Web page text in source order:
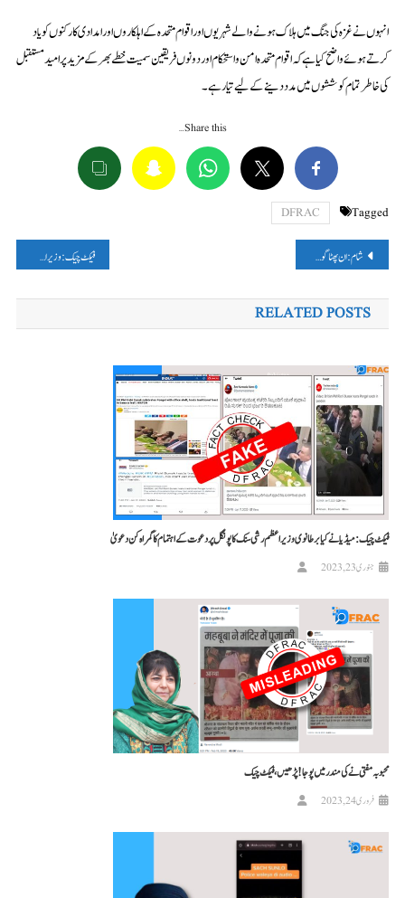
انہوں نے غزہ کی جنگ میں ہلاک ہونے والے شہریوں اور اقوام متحدہ کے اہلکاروں اور امدادی کارکنوں کو یاد
کرتے ہوئے واضح کیا ہے کہ اقوام متحدہ امن و استحکام اور دونوں فریقین سمیت خطے بھر کے مزید پرامید مستقبل
کی خاطر تمام کوششوں میں مدد دینے کے لیے تیار ہے۔
Share this…
Tagged
DFRAC
پوسٹوں
کی
نیویگیشن
شام: ان پھٹا گولہ بارود روزانہ چار بچوں کے ہلاک یا زخمی ہونے کا سبب فیکٹ چیک :وزیر اعلیٰ موہن یادو اور اداکارہ جیکولین فرنینڈز کی وائرل تصاویر اوریجینل نہیں ہیں، بلکہ اے آئی کی مدد سے بنائی گئی ہے
RELATED POSTS
فیکٹ چیک: میڈیا نے کیا برطانوی وزیر اعظم رشی سنک کا پونگل پر دعوت کے اہتمام کا گمراہ کن دعویٰ
جنوری 23, 2023
محبوبہ مفتی نے کی مندر میں پوجا! پڑھیں، فیکٹ چیک
فروری 24, 2023